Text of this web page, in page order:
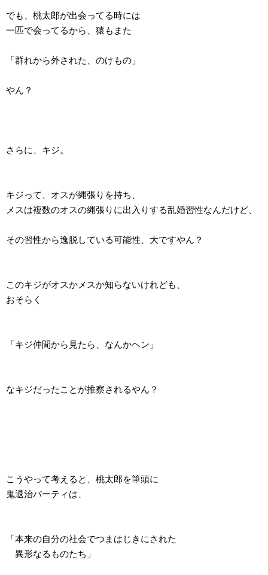
でも、桃太郎が出会ってる時には
一匹で会ってるから、猿もまた
「群れから外された、のけもの」
やん？
さらに、キジ。
キジって、オスが縄張りを持ち、
メスは複数のオスの縄張りに出入りする乱婚習性なんだけど、
その習性から逸脱している可能性、大ですやん？
このキジがオスかメスか知らないけれども、
おそらく
「キジ仲間から見たら、なんかヘン」
なキジだったことが推察されるやん？
こうやって考えると、桃太郎を筆頭に
鬼退治パーティは、
「本来の自分の社会でつまはじきにされた
異形なるものたち」